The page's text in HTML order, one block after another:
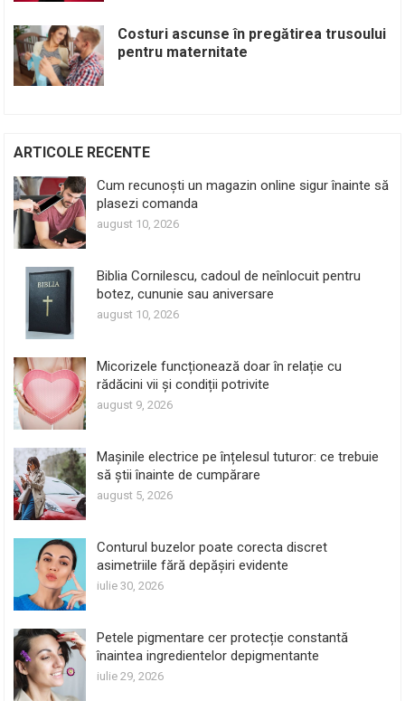
Costuri ascunse în pregătirea trusoului
pentru maternitate
ARTICOLE RECENTE
Cum recunoști un magazin online sigur înainte să
plasezi comanda
august 10, 2026
Biblia Cornilescu, cadoul de neînlocuit pentru
botez, cununie sau aniversare
august 10, 2026
Micorizele funcționează doar în relație cu
rădăcini vii și condiții potrivite
august 9, 2026
Mașinile electrice pe înțelesul tuturor: ce trebuie
să știi înainte de cumpărare
august 5, 2026
Conturul buzelor poate corecta discret
asimetriile fără depășiri evidente
iulie 30, 2026
Petele pigmentare cer protecție constantă
înaintea ingredientelor depigmentante
iulie 29, 2026